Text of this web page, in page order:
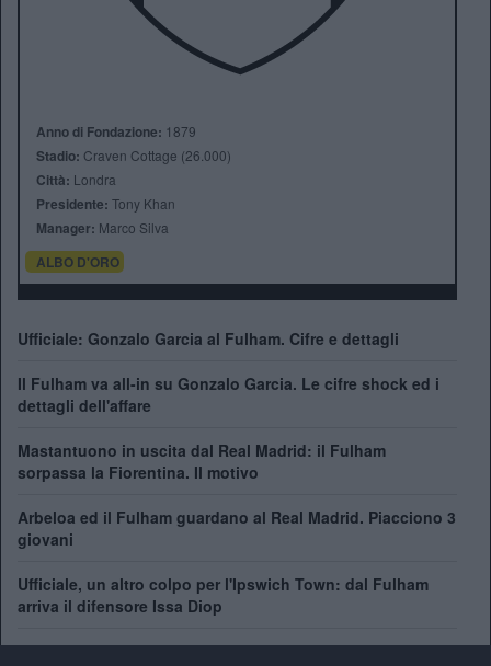
Anno di Fondazione: 1879
Stadio: Craven Cottage (26.000)
Città: Londra
Presidente: Tony Khan
Manager: Marco Silva
ALBO D'ORO
Ufficiale: Gonzalo Garcia al Fulham. Cifre e dettagli
Il Fulham va all-in su Gonzalo Garcia. Le cifre shock ed i
dettagli dell'affare
Mastantuono in uscita dal Real Madrid: il Fulham
sorpassa la Fiorentina. Il motivo
Arbeloa ed il Fulham guardano al Real Madrid. Piacciono 3
giovani
Ufficiale, un altro colpo per l'Ipswich Town: dal Fulham
arriva il difensore Issa Diop